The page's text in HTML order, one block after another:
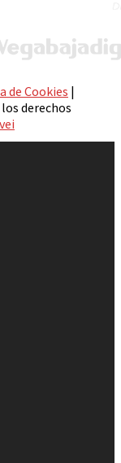
de Cookies |
derechos